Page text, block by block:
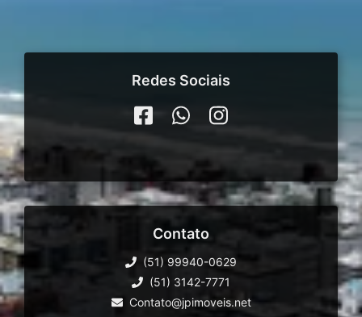
Redes Sociais
Contato
(51) 99940-0629
(51) 3142-7771
Contato@jpimoveis.net